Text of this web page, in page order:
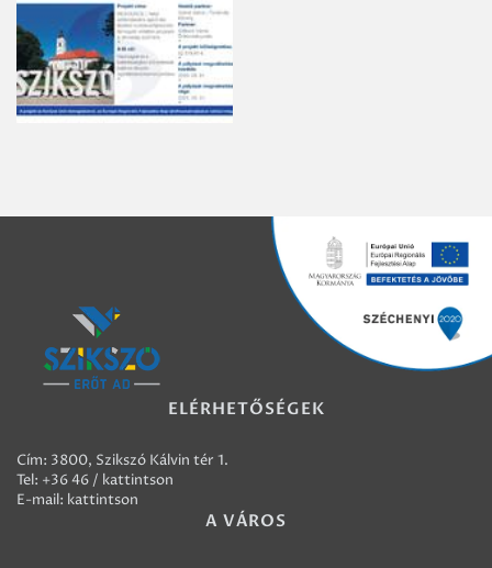
ELÉRHETŐSÉGEK
Cím: 3800, Szikszó Kálvin tér 1.
Tel: +36 46 / kattintson
E-mail: kattintson
A VÁROS